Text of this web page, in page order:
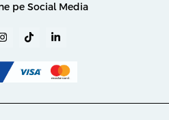
pe Social Media